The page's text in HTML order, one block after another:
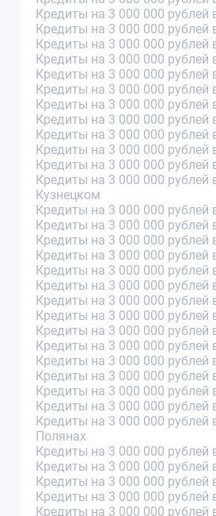
Кредиты на 3 000 000 рублей
Кредиты на 3 000 000 рублей
Кредиты на 3 000 000 рублей
Кредиты на 3 000 000 рублей
Кредиты на 3 000 000 рублей
Кредиты на 3 000 000 рублей
Кредиты на 3 000 000 рублей
Кредиты на 3 000 000 рублей
Кредиты на 3 000 000 рублей
Кредиты на 3 000 000 рублей
Кредиты на 3 000 000 рублей
Кредиты на 3 000 000 рублей
Кузнецком
Кредиты на 3 000 000 рублей
Кредиты на 3 000 000 рублей
Кредиты на 3 000 000 рублей
Кредиты на 3 000 000 рублей
Кредиты на 3 000 000 рублей
Кредиты на 3 000 000 рублей
Кредиты на 3 000 000 рублей
Кредиты на 3 000 000 рублей
Кредиты на 3 000 000 рублей
Кредиты на 3 000 000
Кредиты на 3 000 000 рублей
Кредиты на 3 000 000 рублей
Кредиты на 3 000 000 рублей
Кредиты на 3 000 000 рублей
Кредиты на 3 000 000 рублей
Полянах
Кредиты на 3 000 000 рублей
Кредиты на 3 000 000 рублей
Кредиты на 3 000 000 рублей
Кредиты на 3 000 000 рублей
Кредиты на 3 000 000 рублей